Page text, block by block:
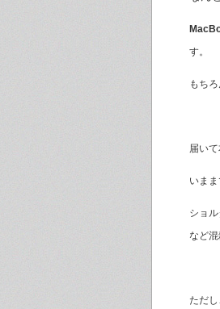
す。
もち
届い
いま
ショ
など混
ただ